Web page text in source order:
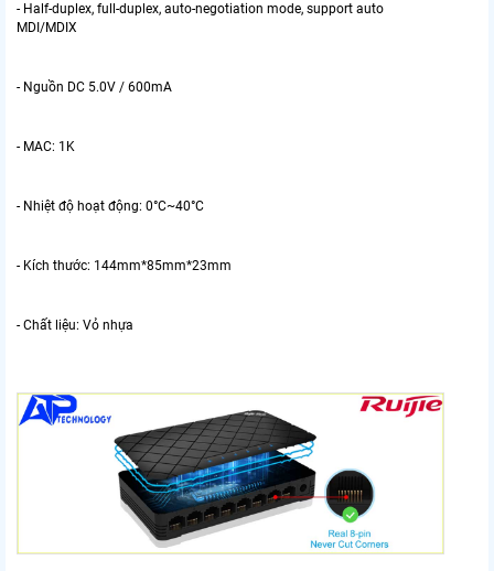
- Half-duplex, full-duplex, auto-negotiation mode, support auto
MDI/MDIX
- Nguồn DC 5.0V / 600mA
- MAC: 1K
- Nhiệt độ hoạt động: 0°C~40°C
- Kích thước: 144mm*85mm*23mm
- Chất liệu: Vỏ nhựa